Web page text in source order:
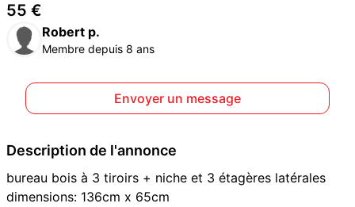
55 €
Robert p.
Membre depuis 8 ans
Envoyer un message
Description de l'annonce
bureau bois à 3 tiroirs + niche et 3 étagères latérales
dimensions: 136cm x 65cm